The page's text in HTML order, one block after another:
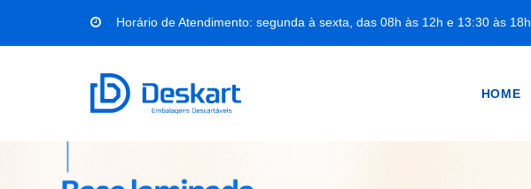
Horário de Atendimento: segunda à sexta, das 08h às 12h e 13:30 às 18h
HOME